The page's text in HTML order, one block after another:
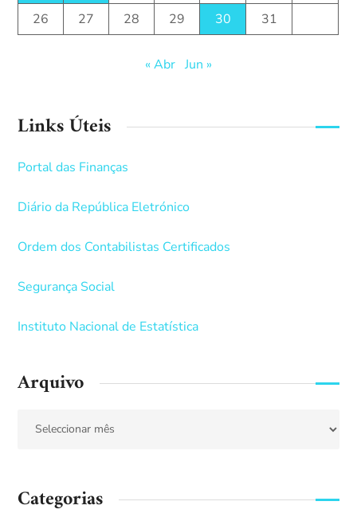
26
27 28 29 30 31
« Abr Jun »
Links Úteis
Portal das Finanças
Diário da República Eletrónico
Ordem dos Contabilistas Certificados
Segurança Social
Instituto Nacional de Estatística
Arquivo
Categorias